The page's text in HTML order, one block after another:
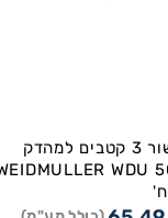
גישור 3 קטבים למהדק